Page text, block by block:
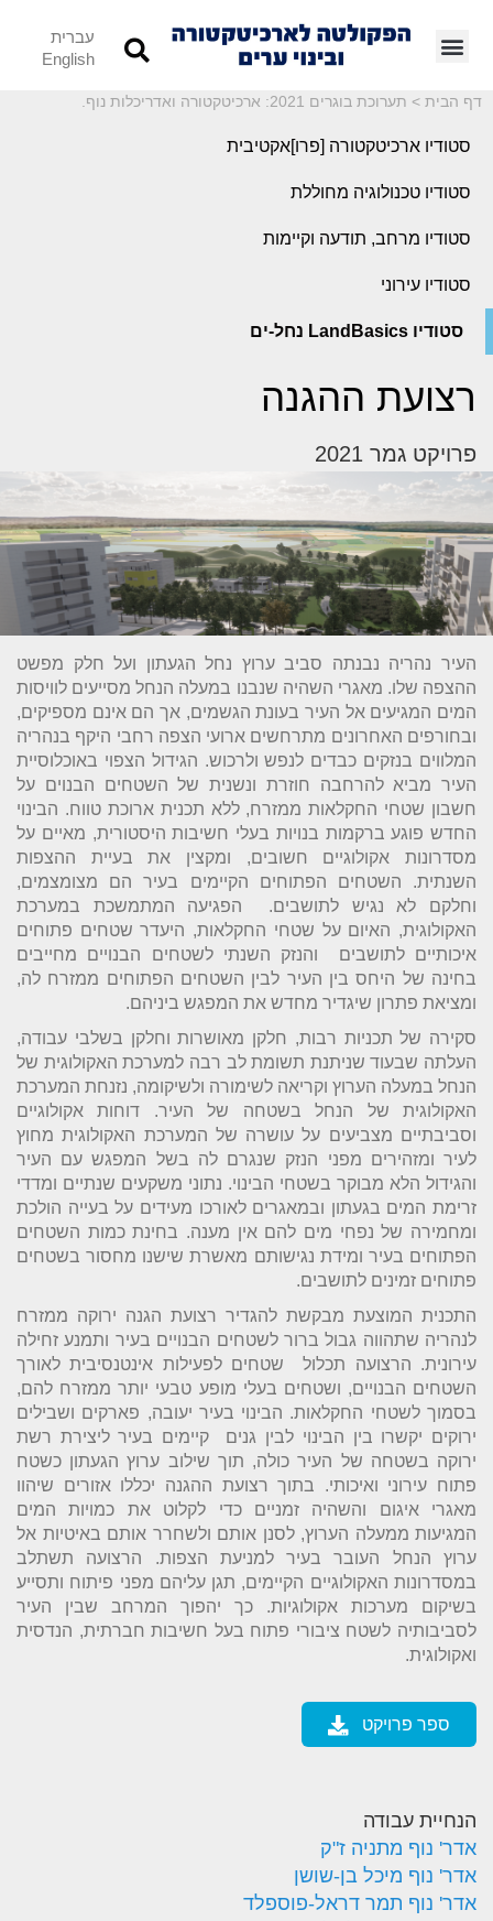
עברית
English
דף הבית > תערוכת בוגרים 2021: ארכיטקטורה ואדריכלות נוף.
סטודיו ארכיטקטורה [פרו]אקטיבית
סטודיו טכנולוגיה מחוללת
סטודיו מרחב, תודעה וקיימות
סטודיו עירוני
סטודיו LandBasics נחל-ים
רצועת ההגנה
פרויקט גמר 2021
העיר נהריה נבנתה סביב ערוץ נחל הגעתון ועל חלק מפשט
ההצפה שלו. מאגרי השהיה שנבנו במעלה הנחל מסייעים לוויסות
המים המגיעים אל העיר בעונת הגשמים, אך הם אינם מספיקים,
ובחורפים האחרונים מתרחשים ארועי הצפה רחבי היקף בנהריה
המלווים בנזקים כבדים לנפש ולרכוש. הגידול הצפוי באוכלוסיית
העיר מביא להרחבה חוזרת ונשנית של השטחים הבנוים על
חשבון שטחי החקלאות ממזרח, ללא תכנית ארוכת טווח. הבינוי
החדש פוגע ברקמות בנויות בעלי חשיבות היסטורית, מאיים על
מסדרונות אקולוגיים חשובים, ומקצין את בעיית ההצפות
השנתית. השטחים הפתוחים הקיימים בעיר הם מצומצמים,
וחלקם לא נגיש לתושבים. הפגיעה המתמשכת במערכת
האקולוגית, האיום על שטחי החקלאות, היעדר שטחים פתוחים
איכותיים לתושבים והנזק השנתי לשטחים הבנויים מחייבים
בחינה של היחס בין העיר לבין השטחים הפתוחים ממזרח לה,
ומציאת פתרון שיגדיר מחדש את המפגש ביניהם.
סקירה של תכניות רבות, חלקן מאושרות וחלקן בשלבי עבודה,
העלתה שבעוד שניתנת תשומת לב רבה למערכת האקולוגית של
הנחל במעלה הערוץ וקריאה לשימורה ולשיקומה, נזנחת המערכת
האקולוגית של הנחל בשטחה של העיר. דוחות אקולוגיים
וסביבתיים מצביעים על עושרה של המערכת האקולוגית מחוץ
לעיר ומזהירים מפני הנזק שנגרם לה בשל המפגש עם העיר
והגידול הלא מבוקר בשטחי הבינוי. נתוני משקעים שנתיים ומדדי
זרימת המים בגעתון ובמאגרים לאורכו מעידים על בעייה הולכת
ומחמירה של נפחי מים להם אין מענה. בחינת כמות השטחים
הפתוחים בעיר ומידת נגישותם מאשרת שישנו מחסור בשטחים
פתוחים זמינים לתושבים.
התכנית המוצעת מבקשת להגדיר רצועת הגנה ירוקה ממזרח
לנהריה שתהווה גבול ברור לשטחים הבנויים בעיר ותמנע זחילה
עירונית. הרצועה תכלול שטחים לפעילות אינטנסיבית לאורך
השטחים הבנויים, ושטחים בעלי מופע טבעי יותר ממזרח להם,
בסמוך לשטחי החקלאות. הבינוי בעיר יעובה, פארקים ושבילים
ירוקים יקשרו בין הבינוי לבין גנים קיימים בעיר ליצירת רשת
ירוקה בשטחה של העיר כולה, תוך שילוב ערוץ הגעתון כשטח
פתוח עירוני ואיכותי. בתוך רצועת ההגנה יכללו אזורים שיהוו
מאגרי איגום והשהיה זמניים כדי לקלוט את כמויות המים
המגיעות ממעלה הערוץ, לסנן אותם ולשחרר אותם באיטיות אל
ערוץ הנחל העובר בעיר למניעת הצפות. הרצועה תשתלב
במסדרונות האקולוגיים הקיימים, תגן עליהם מפני פיתוח ותסייע
בשיקום מערכות אקולוגיות. כך יהפוך המרחב שבין העיר
לסביבותיה לשטח ציבורי פתוח בעל חשיבות חברתית, הנדסית
ואקולוגית.
ספר פרויקט
הנחיית עבודה
אדר' נוף מתניה ז"ק
אדר' נוף מיכל בן-שושן
אדר' נוף תמר דראל-פוספלד